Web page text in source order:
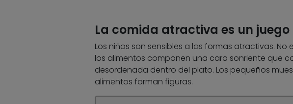
La comida atractiva es un
Los niños son sensibles a las formas atractivas.
los alimentos componen una cara sonriente que
desordenada dentro del plato. Los pequeños
alimentos forman figuras.